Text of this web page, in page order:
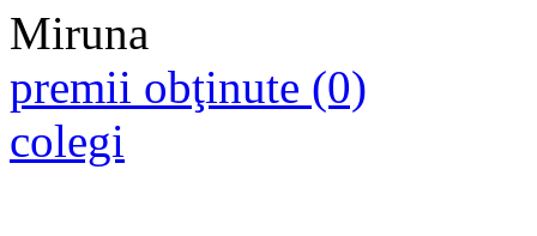
premii obţinute (0)
colegi